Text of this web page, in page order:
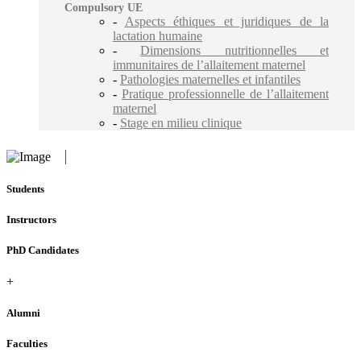
Compulsory UE
- Aspects éthiques et juridiques de la
lactation humaine
-Dimensions nutritionnelles et
immunitaires de l’allaitement maternel
- Pathologies maternelles et infantiles
- Pratique professionnelle de l’allaitement
maternel
- Stage en milieu clinique
Students
Instructors
PhD Candidates
+
Alumni
Faculties